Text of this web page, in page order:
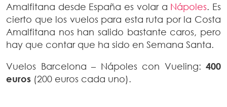
Amalfitana desde España es volar a Nápoles. Es
cierto que los vuelos para esta ruta por la Costa
Amalfitana nos han salido bastante caros, pero
hay que contar que ha sido en Semana Santa.
Vuelos Barcelona – Nápoles con Vueling: 400
euros (200 euros cada uno).